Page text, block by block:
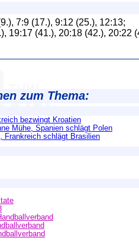
7:9 (17.), 9:12 (25.), 12:13;
19:17 (41.), 20:18 (42.), 20:22
zum Thema:
bezwingt Kroatien
Mühe, Spanien schlägt Polen
Frankreich schlägt Brasilien